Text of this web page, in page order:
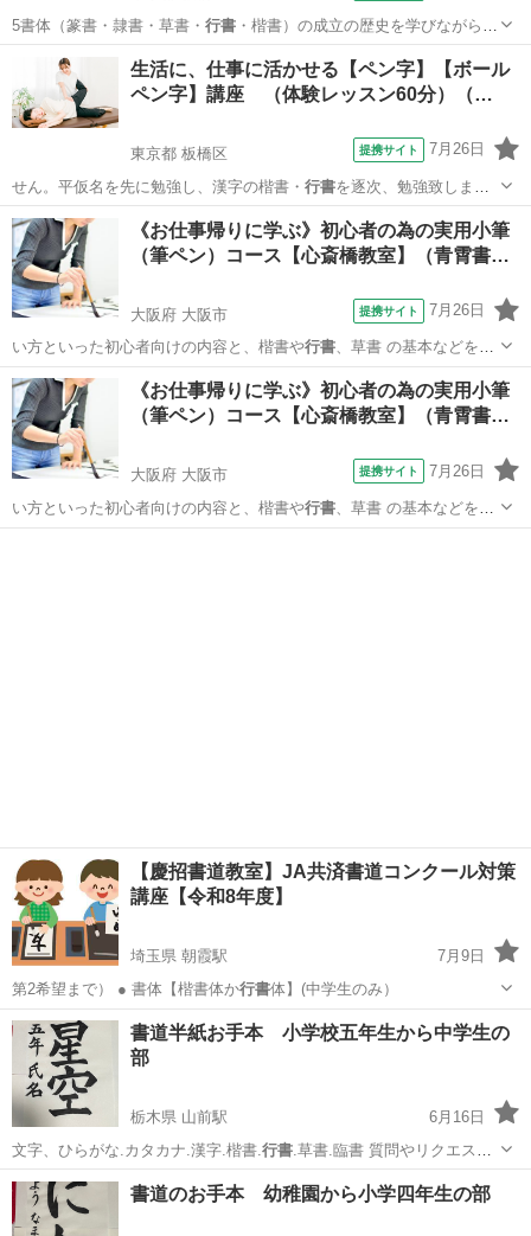
5書体（篆書・隷書・草書・ 行書・楷書）の成立の歴史を学びながら、
書の…
その他
生活に、仕事に活かせる【ペン字】【ボール
ペン字】講座 （体験レッスン60分）（…
東京都 板橋区 提携サイト 7月26日
せん。平仮名を先に勉強し、漢字の楷書・ 行書を逐次、勉強致しま
す。また、パソコンば…
東京 板橋区 その他
《お仕事帰りに学ぶ》初心者の為の実用小筆
（筆ペン）コース【心斎橋教室】（青霄書…
大阪府 大阪市 提携サイト 7月26日
い方といった初心者向けの内容と、楷書や行書、草書 の基本などを平
行して学んでいた…
大阪 大阪市 その他
《お仕事帰りに学ぶ》初心者の為の実用小筆
（筆ペン）コース【心斎橋教室】（青霄書…
大阪府 大阪市 提携サイト 7月26日
い方といった初心者向けの内容と、楷書や行書、草書 の基本などを平
行して学んでいた…
【慶招書道教室】JA共済書道コンクール対策
講座【令和8年度】
埼玉県 朝霞駅
7月9日
第2希望まで） ● 書体【楷書体か行書体】(中学生のみ）
埼玉 朝霞市 朝霞駅 書道
書道半紙お手本 小学校五年生から中学生の
部
栃木県 山前駅
6月16日
文字、ひらがな.カタカナ.漢字.楷書. 行書.草書.臨書 質問やリクエスト
など …
栃木 足利市 山前駅 その他 お手本
書道のお手本 幼稚園から小学四年生の部